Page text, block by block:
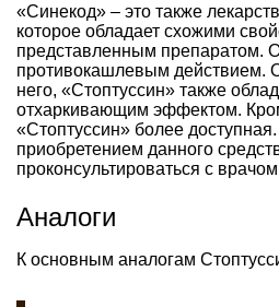
«Синекод» – это также
которое обладает схожими
представленным препаратом.
противокашлевым действием.
него, «Стоптуссин» также
отхаркивающим эффектом.
«Стоптуссин» более
приобретением данного
проконсультироваться с
Аналоги
К основным аналогам